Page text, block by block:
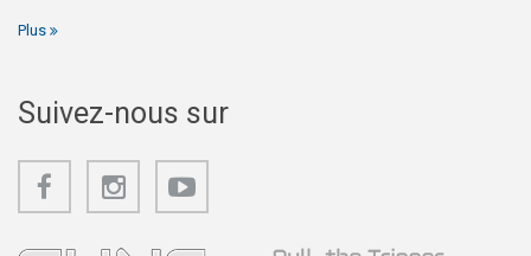
Plus
Suivez-nous sur